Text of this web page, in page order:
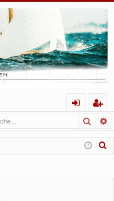
m
el
eg
ist
rie